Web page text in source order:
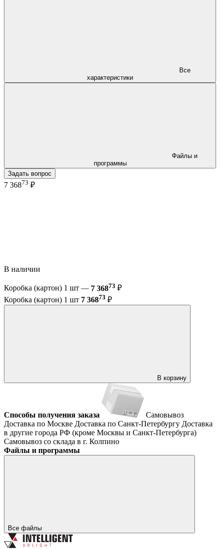
характеристики
программы
Задать вопрос
7 36873 ₽
В наличии
Коробка (картон) 1 шт — 7 36873 ₽
Коробка (картон) 1 шт 7 36873 ₽
В корзину
Способы получения заказа
Самовывоз
Доставка по Москве Доставка по Санкт-Петербургу Доставка
в другие города РФ (кроме Москвы и Санкт-Петербурга)
Самовывоз со склада в г. Колпино
Файлы и программы
Все файлы